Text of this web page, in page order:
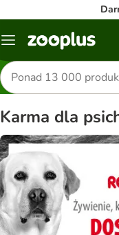
Menu
Szukaj
produktów
Karma dla